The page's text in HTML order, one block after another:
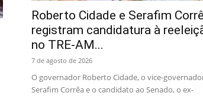
Roberto Cidade e Serafim
registram candidatura à
no TRE-AM...
7 de agosto de 2026
O governador Roberto Cidade, o vice-
Serafim Corrêa e o candidato ao Senado, o ex-